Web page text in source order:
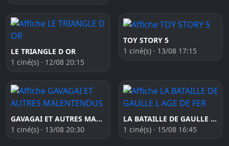
LE TRIANGLE D OR
1 ciné(s) · 12/08 20:15
TOY STORY 5
1 ciné(s) · 13/08 17:15
GAVAGAI ET AUTRES MALENTENDUS
1 ciné(s) · 13/08 20:30
LA BATAILLE DE GAULLE L AGE DE FER
1 ciné(s) · 15/08 16:45